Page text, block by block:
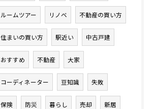
ルームツアー リノベ 不動産の買い方
住まいの買い方 駅近い 中古戸建
おすすめ 不動産 大家
コーディネーター 豆知識 失敗
保険 防災 暮らし 売却 新居